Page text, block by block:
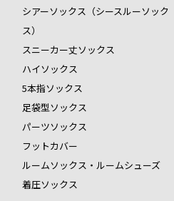
シアーソックス（シースルーソック
ス）
スニーカー丈ソックス
ハイソックス
5本指ソックス
足袋型ソックス
パーツソックス
フットカバー
ルームソックス・ルームシューズ
着圧ソックス